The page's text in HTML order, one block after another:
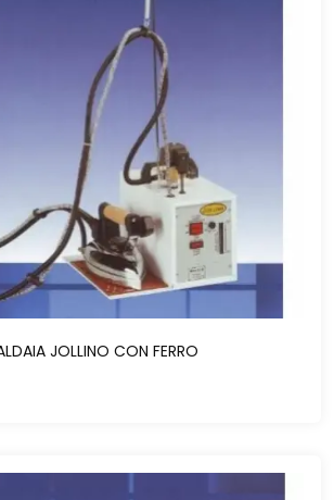
JOLLINO CON FERRO